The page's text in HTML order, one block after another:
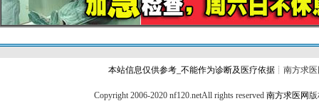
本站信息仅供参考_不能作为诊断及医疗依据┊南方求医
Copyright 2006-2020 nf120.netAll rights reserved 南方求医网